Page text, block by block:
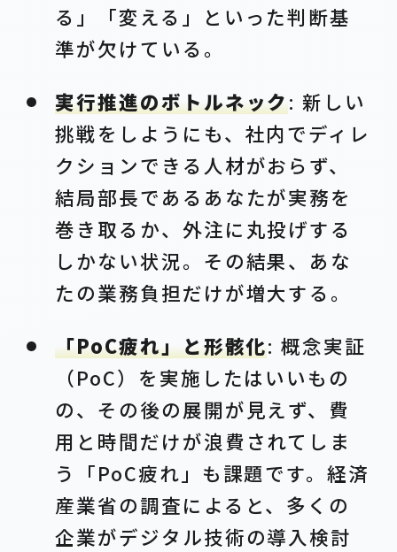
る」「変える」といった判断基
準が欠けている。
実行推進のボトルネック: 新しい
挑戦をしようにも、社内でディレ
クションできる人材がおらず、
結局部長であるあなたが実務を
巻き取るか、外注に丸投げする
しかない状況。その結果、あな
たの業務負担だけが増大する。
「PoC疲れ」と形骸化: 概念実証
（PoC）を実施したはいいもの
の、その後の展開が見えず、費
用と時間だけが浪費されてしま
う「PoC疲れ」も課題です。経済
産業省の調査によると、多くの
企業がデジタル技術の導入検討